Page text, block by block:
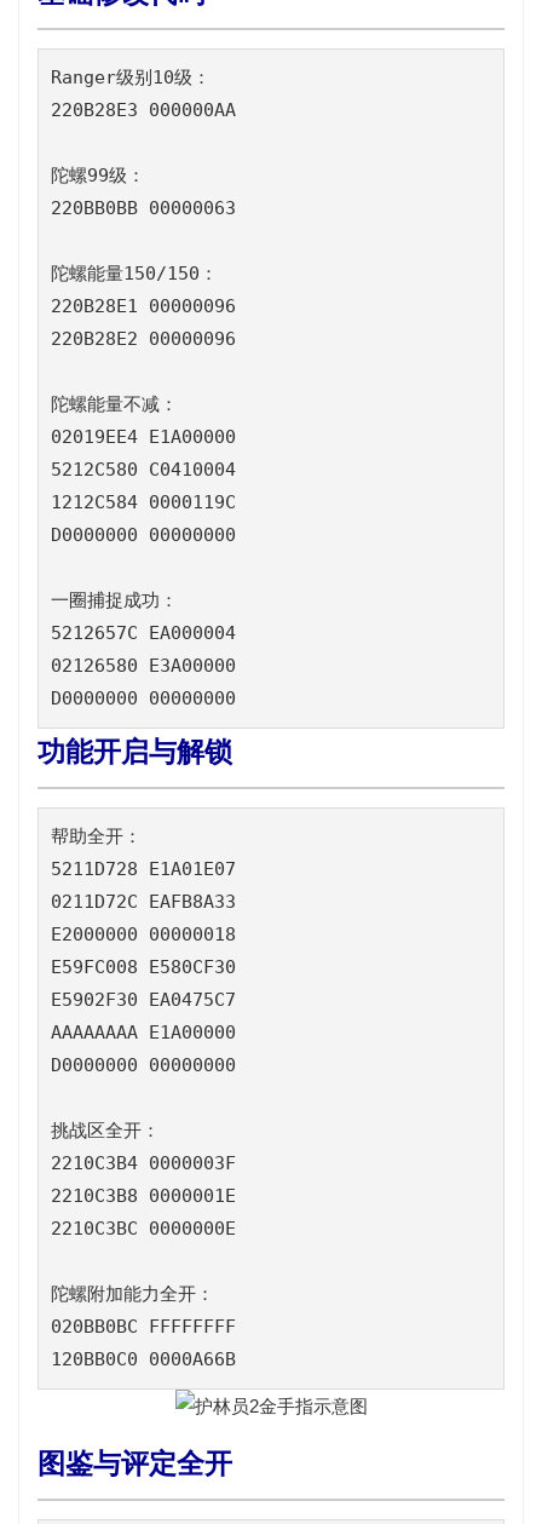
Ranger级别10级：
220B28E3 000000AA
陀螺99级：
220BB0BB 00000063
陀螺能量150/150：
220B28E1 00000096
220B28E2 00000096
陀螺能量不减：
02019EE4 E1A00000
5212C580 C0410004
1212C584 0000119C
D0000000 00000000
一圈捕捉成功：
5212657C EA000004
02126580 E3A00000
D0000000 00000000
功能开启与解锁
帮助全开：
5211D728 E1A01E07
0211D72C EAFB8A33
E2000000 00000018
E59FC008 E580CF30
E5902F30 EA0475C7
AAAAAAAA E1A00000
D0000000 00000000
挑战区全开：
2210C3B4 0000003F
2210C3B8 0000001E
2210C3BC 0000000E
陀螺附加能力全开：
020BB0BC FFFFFFFF
120BB0C0 0000A66B
图鉴与评定全开